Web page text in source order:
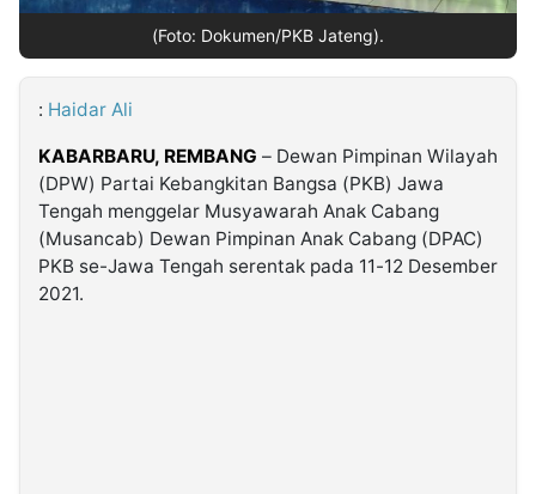
Kabarbaru.co
(Foto: Dokumen/PKB Jateng).
: Haidar Ali
KABARBARU, REMBANG – Dewan Pimpinan Wilayah
(DPW) Partai Kebangkitan Bangsa (PKB) Jawa
Tengah menggelar Musyawarah Anak Cabang
(Musancab) Dewan Pimpinan Anak Cabang (DPAC)
PKB se-Jawa Tengah serentak pada 11-12 Desember
2021.